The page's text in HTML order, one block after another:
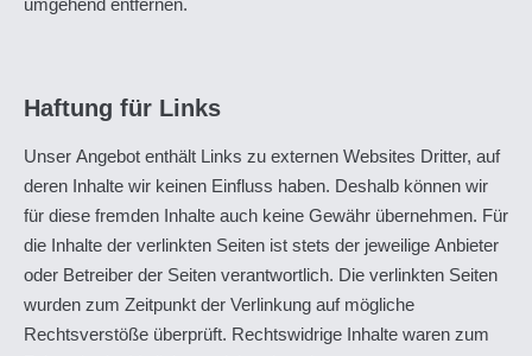
umgehend entfernen.
Haftung für Links
Unser Angebot enthält Links zu externen Websites Dritter, auf
deren Inhalte wir keinen Einfluss haben. Deshalb können wir
für diese fremden Inhalte auch keine Gewähr übernehmen. Für
die Inhalte der verlinkten Seiten ist stets der jeweilige Anbieter
oder Betreiber der Seiten verantwortlich. Die verlinkten Seiten
wurden zum Zeitpunkt der Verlinkung auf mögliche
Rechtsverstöße überprüft. Rechtswidrige Inhalte waren zum